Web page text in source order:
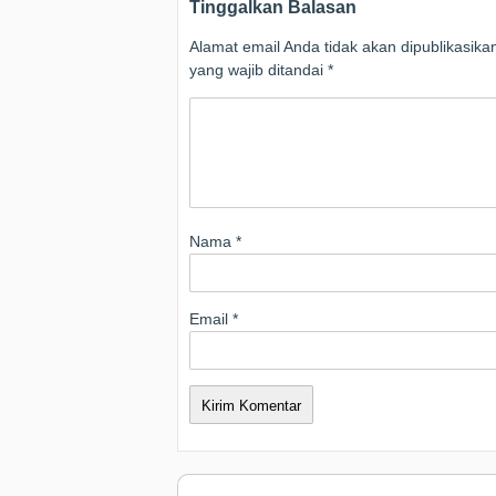
Tinggalkan Balasan
Alamat email Anda tidak akan
yang wajib ditandai *
Nama *
Email *